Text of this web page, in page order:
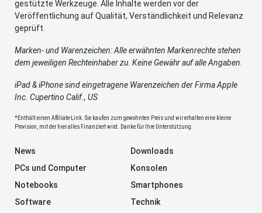
gestützte Werkzeuge. Alle Inhalte werden vor der
Veröffentlichung auf Qualität, Verständlichkeit und Relevanz
geprüft.
Marken- und Warenzeichen: Alle erwähnten Markenrechte stehen
dem jeweiligen Rechteinhaber zu. Keine Gewähr auf alle Angaben.
iPad & iPhone sind eingetragene Warenzeichen der Firma Apple
Inc. Cupertino Calif., US
*Enthält einen Affiliate-Link. Sie kaufen zum gewohnten Preis und wir erhalten eine kleine
Provision, mit der hier alles Finanziert wird. Danke für Ihre Unterstützung.
News
Downloads
PCs und Computer
Konsolen
Notebooks
Smartphones
Software
Technik